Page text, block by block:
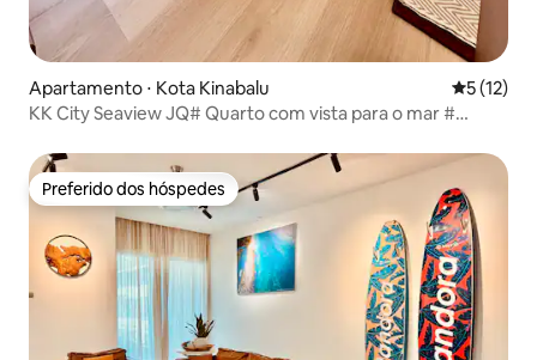
Apartamento ⋅ Kota Kinabalu 5 de uma
5 (12)
KK City Seaview JQ# Quarto com vista para o mar #
lado do cais # Gaya Street - T120
Preferido dos hóspedes
Preferido dos hóspedes